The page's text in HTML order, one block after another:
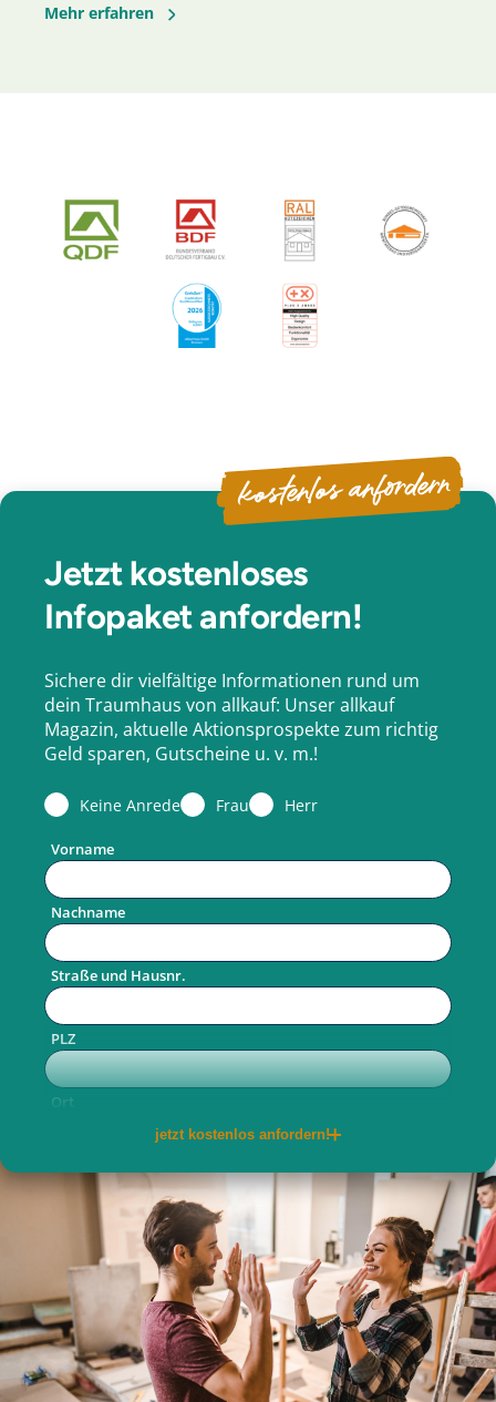
Mehr erfahren
Jetzt kostenloses
Infopaket anfordern!
kostenlos anfordern
Sichere dir vielfältige Informationen rund um
dein Traumhaus von allkauf: Unser allkauf
Magazin, aktuelle Aktionsprospekte zum richtig
Geld sparen, Gutscheine u. v. m.!
Keine Anrede Frau Herr
Vorname
Nachname
Straße und Hausnr.
PLZ
Ort
per Post per E-Mail
Ja, ich willige ein, dass meine
personenbezogenen Daten von der allkauf haus
jetzt kostenlos anfordern!